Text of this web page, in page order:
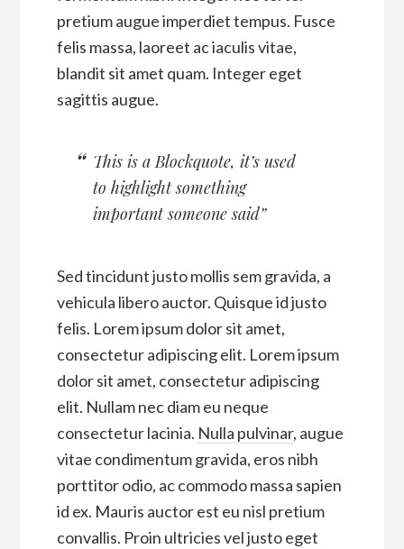
pretium augue imperdiet tempus. Fusce
felis massa, laoreet ac iaculis vitae,
blandit sit amet quam. Integer eget
sagittis augue.
This is a Blockquote, it’s used
to highlight something
important someone said”
Sed tincidunt justo mollis sem gravida, a
vehicula libero auctor. Quisque id justo
felis. Lorem ipsum dolor sit amet,
consectetur adipiscing elit. Lorem ipsum
dolor sit amet, consectetur adipiscing
elit. Nullam nec diam eu neque
consectetur lacinia. Nulla pulvinar, augue
vitae condimentum gravida, eros nibh
porttitor odio, ac commodo massa sapien
id ex. Mauris auctor est eu nisl pretium
convallis. Proin ultricies vel justo eget